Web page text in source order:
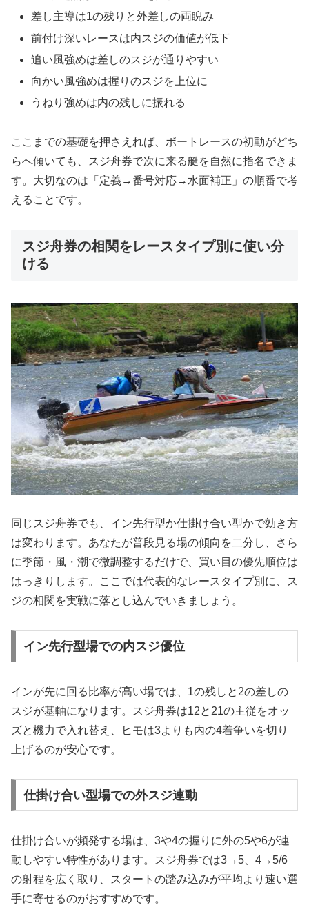
差し主導は1の残りと外差しの両睨み
前付け深いレースは内スジの価値が低下
追い風強めは差しのスジが通りやすい
向かい風強めは握りのスジを上位に
うねり強めは内の残しに振れる
ここまでの基礎を押さえれば、ボートレースの初動がどち
らへ傾いても、スジ舟券で次に来る艇を自然に指名できま
す。大切なのは「定義→番号対応→水面補正」の順番で考
えることです。
スジ舟券の相関をレースタイプ別に使い分
ける
同じスジ舟券でも、イン先行型か仕掛け合い型かで効き方
は変わります。あなたが普段見る場の傾向を二分し、さら
に季節・風・潮で微調整するだけで、買い目の優先順位は
はっきりします。ここでは代表的なレースタイプ別に、ス
ジの相関を実戦に落とし込んでいきましょう。
イン先行型場での内スジ優位
インが先に回る比率が高い場では、1の残しと2の差しの
スジが基軸になります。スジ舟券は12と21の主従をオッ
ズと機力で入れ替え、ヒモは3よりも内の4着争いを切り
上げるのが安心です。
仕掛け合い型場での外スジ連動
仕掛け合いが頻発する場は、3や4の握りに外の5や6が連
動しやすい特性があります。スジ舟券では3→5、4→5/6
の射程を広く取り、スタートの踏み込みが平均より速い選
手に寄せるのがおすすめです。